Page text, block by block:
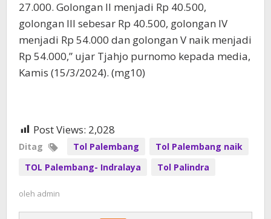
27.000. Golongan II menjadi Rp 40.500,
golongan III sebesar Rp 40.500, golongan IV
menjadi Rp 54.000 dan golongan V naik menjadi
Rp 54.000,” ujar Tjahjo purnomo kepada media,
Kamis (15/3/2024). (mg10)
Post Views: 2,028
Ditag Tol Palembang
Tol Palembang naik
TOL Palembang- Indralaya
Tol Palindra
oleh admin